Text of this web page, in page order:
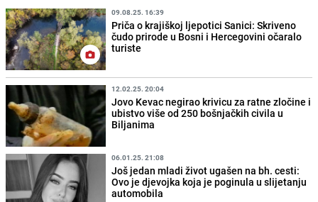
09.08.25. 16:39
Priča o krajiškoj ljepotici Sanici: Skriveno
čudo prirode u Bosni i Hercegovini očaralo
turiste
12.02.25. 20:04
Jovo Kevac negirao krivicu za ratne zločine i
ubistvo više od 250 bošnjačkih civila u
Biljanima
06.01.25. 21:08
Još jedan mladi život ugašen na bh. cesti:
Ovo je djevojka koja je poginula u slijetanju
automobila